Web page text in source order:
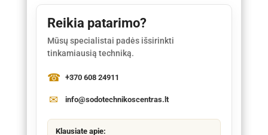
Reikia patarimo?
Mūsų specialistai padės išsirinkti
tinkamiausią techniką.
+370 608 24911
info@sodotechnikoscentras.lt
Klausiate apie: